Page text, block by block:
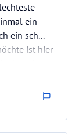
ein
ein sch...
ist hier
kein
Gruß noch
zuerst